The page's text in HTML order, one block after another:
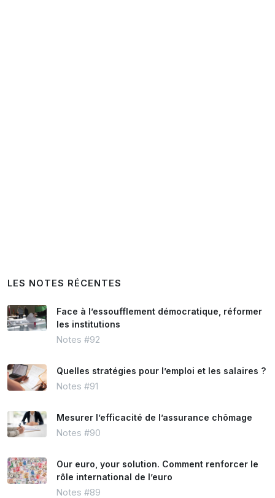
LES NOTES RÉCENTES
Face à l’essoufflement démocratique, réformer
les institutions
Notes #92
Quelles stratégies pour l’emploi et les salaires ?
Notes #91
Mesurer l’efficacité de l’assurance chômage
Notes #90
Our euro, your solution. Comment renforcer le
rôle international de l’euro
Notes #89